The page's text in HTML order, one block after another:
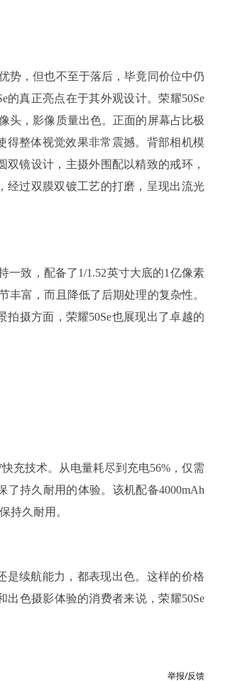
，但也不至于落后，毕竟同价位中仍
的真正亮点在于其外观设计。荣耀50Se
头，影像质量出色。正面的屏幕占比极
得整体视觉效果非常震撼。背部相机模
镜设计，主摄外围配以精致的戒环，
经过双膜双镀工艺的打磨，呈现出流光
致，配备了1/1.52英寸大底的1亿像素
丰富，而且降低了后期处理的复杂性。
摄方面，荣耀50Se也展现出了卓越的
充技术。从电量耗尽到充电56%，仅需
持久耐用的体验。该机配备4000mAh
持久耐用。
续航能力，都表现出色。这样的价格
色摄影体验的消费者来说，荣耀50Se
举报/反馈